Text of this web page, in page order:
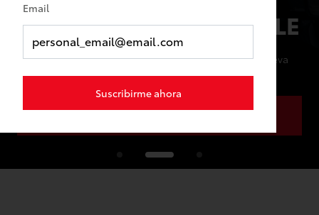
DEL CIRCUITO A LA CALLE
Diseñada para correr. Hecha para vos. Descubrí la nueva
colección. 🏁
Comprá ahora
Email
Suscribirme ahora